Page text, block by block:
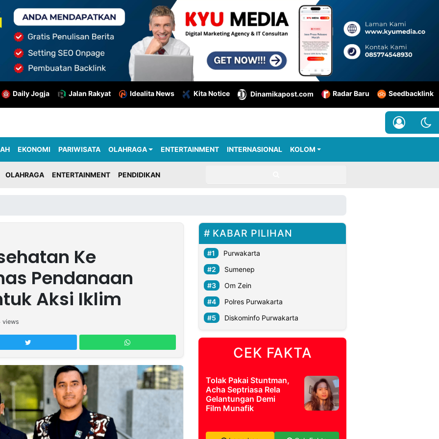
Daily Jogja Jalan Rakyat Idealita News Kita Notice Dinamikapost.com Radar Baru Seedbacklink
EKONOMI PARIWISATA OLAHRAGA ENTERTAINMENT INTERNASIONAL KOLOM
OLAHRAGA ENTERTAINMENT PENDIDIKAN
Ke
Pendanaan
Aksi Iklim
views
KABAR PILIHAN
Purwakarta
Sumenep
Om Zein
Polres Purwakarta
Diskominfo Purwakarta
CEK FAKTA
Tolak Pakai Stuntman,
Acha Septriasa Rela
Gelantungan Demi
Film Munafik